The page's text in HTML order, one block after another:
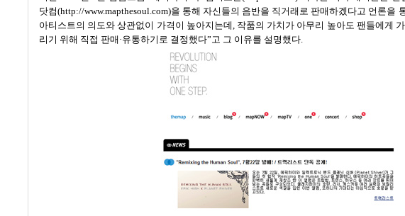
닷컴(http://www.mapthesoul.com)을 통해 자신들의 음반을 직거래로 판매하겠다고 언론을
아티스트의 의도와 상관없이 가격이 높아지는데, 작품의 가치가 아무리 높아도 팬들에게
리기 위해 직접 판매·유통하기로 결정했다”고 그 이유를 설명했다.